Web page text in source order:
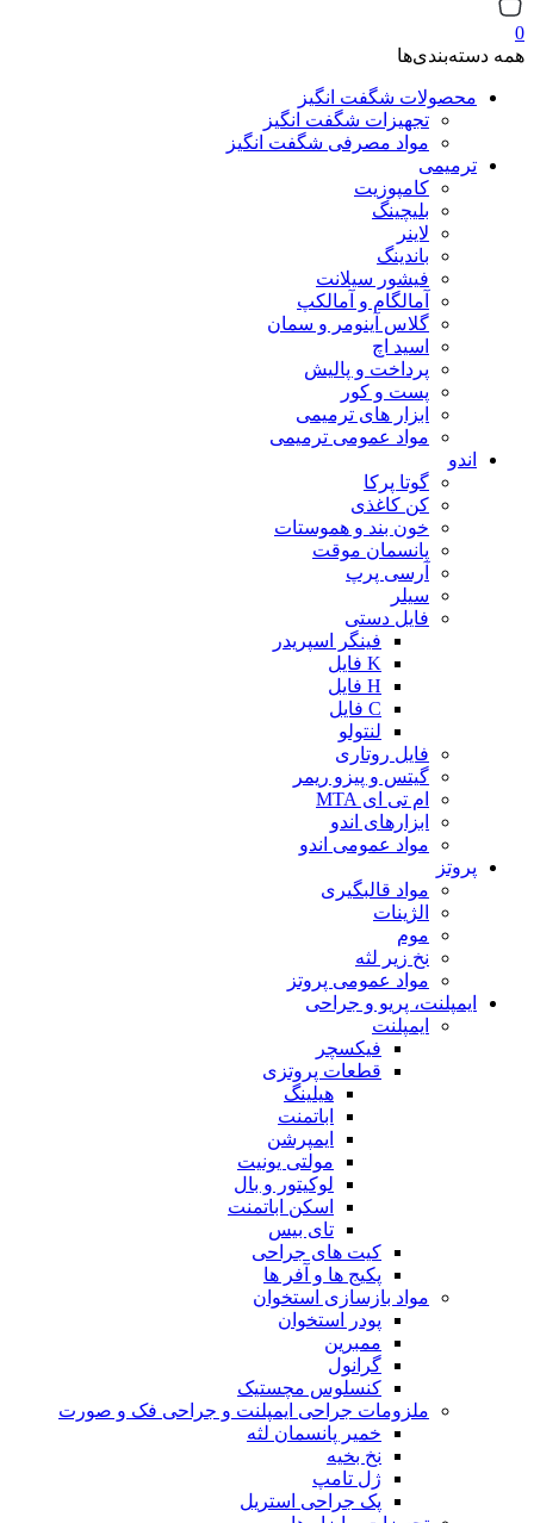
0
همه دسته‌بندی‌ها
محصولات شگفت انگیز
تجهیزات شگفت انگیز
مواد مصرفی شگفت انگیز
ترمیمی
کامپوزیت
بلیچینگ
لاینر
باندینگ
فیشور سیلانت
آمالگام و آمالکپ
گلاس آینومر و سمان
اسید اچ
پرداخت و پالیش
پست و کور
ابزار های ترمیمی
مواد عمومی ترمیمی
اندو
گوتا پرکا
کن کاغذی
خون بند و هموستات
پانسمان موقت
آرسی پرپ
سیلر
فایل دستی
فینگر اسپریدر
K فایل
H فایل
C فایل
لنتولو
فایل روتاری
گیتس و پیزو ریمر
ام تی ای MTA
ابزارهای اندو
مواد عمومی اندو
پروتز
مواد قالبگیری
الژینات
موم
نخ زیر لثه
مواد عمومی پروتز
ایمپلنت، پریو و جراحی
ایمپلنت
فیکسچر
قطعات پروتزی
هیلینگ
اباتمنت
ایمپرشن
مولتی یونیت
لوکیتور و بال
اسکن اباتمنت
تای بیس
کیت های جراحی
پکیج ها و آفر ها
مواد بازسازی استخوان
پودر استخوان
ممبرین
گرانول
کنسلوس مچستیک
ملزومات جراحی ایمپلنت و جراحی فک و صورت
خمیر پانسمان لثه
نخ بخیه
ژل تامپ
پک جراحی استریل